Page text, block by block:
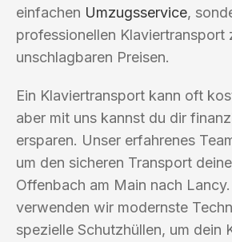
einfachen Umzugsservice,
professionellen Klaviertransport
unschlagbaren Preisen.
Ein Klaviertransport kann oft
aber mit uns kannst du dir
ersparen. Unser erfahrenes
um den sicheren Transport
Offenbach am Main nach
verwenden wir modernste
spezielle Schutzhüllen, um dein